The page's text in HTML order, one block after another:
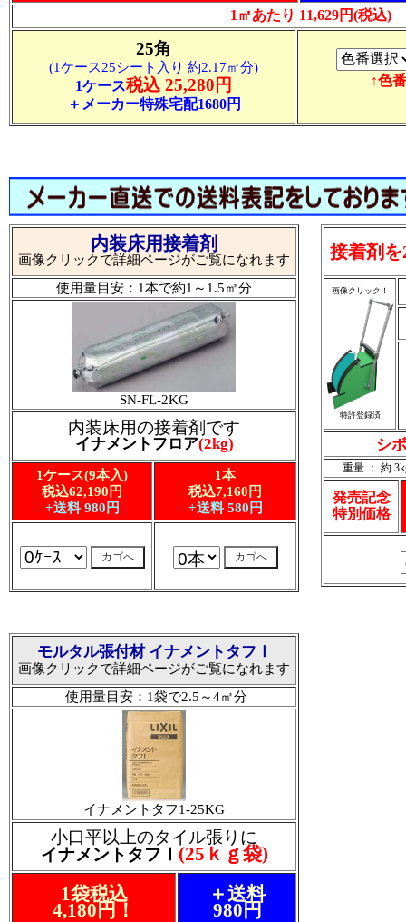
内装床用接着剤
画像クリックで詳細ページがご覧になれます
使用量目安：1本で約1～1.5㎡分
SN-FL-2KG
内装床用の接着剤です
イナメントフロア(2kg)
1ケース(9本入)
税込62,190円
+送料 980円
1本
税込7,160円
+送料 580円
接着剤
画像クリック！
特許登録済
シ
重量 ： 約
発売記念
特別価格
1㎡あたり 11,629円(税込)
25角
(1ケース25シート入り 約2.17㎡分)
1ケース税込 25,280円
＋メーカー特殊宅配1680円
↑色
モルタル張付材 イナメントタフⅠ
画像クリックで詳細ページがご覧になれます
使用量目安：1袋で2.5～4㎡分
イナメントタフ1-25KG
小口平以上のタイル張りに
イナメントタフⅠ (25ｋｇ袋)
1袋税込
4,180円！
＋送料
980円